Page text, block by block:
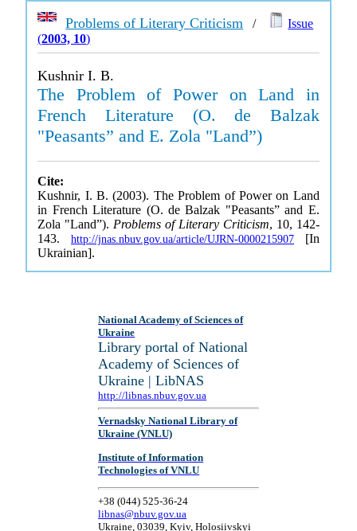
Problems of Literary Criticism /
Issue
(2003, 10)
Kushnir I. B.
The Problem of Power on Land in
French Literature (O. de Balzak
"Peasants” and E. Zola "Land”)
Cite:
Kushnir, I. B. (2003). The Problem of Power on Land
in French Literature (O. de Balzak "Peasants” and E.
Zola "Land”). Problems of Literary Criticism, 10, 142-
143. http://jnas.nbuv.gov.ua/article/UJRN-0000215907 [In
Ukrainian].
National Academy of Sciences of
Ukraine
Library portal of National
Academy of Sciences of
Ukraine | LibNAS
http://libnas.nbuv.gov.ua
Vernadsky National Library of
Ukraine (VNLU)
Institute of Information
Technologies of VNLU
+38 (044) 525-36-24
libnas@nbuv.gov.ua
Ukraine, 03039, Kyiv, Holosiivskyi